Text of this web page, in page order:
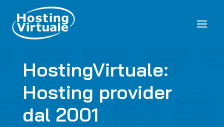
HostingVirtuale:
Hosting provider
dal 2001